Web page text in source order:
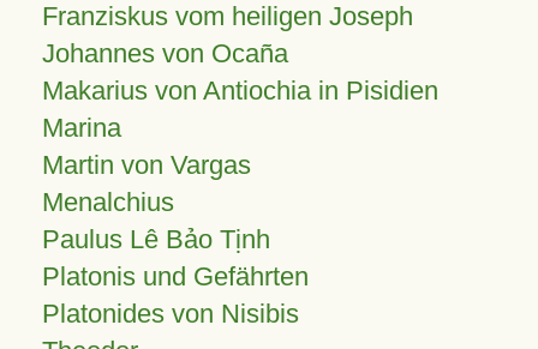
Franziskus vom heiligen Joseph
Johannes von Ocaña
Makarius von Antiochia in Pisidien
Marina
Martin von Vargas
Menalchius
Paulus Lê Bảo Tịnh
Platonis und Gefährten
Platonides von Nisibis